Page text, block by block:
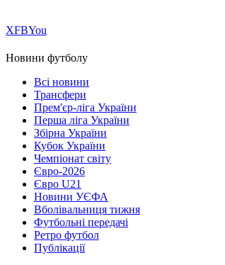
ХFBYou
Новини футболу
Всі новини
Трансфери
Прем'єр-ліга України
Перша ліга України
Збірна України
Кубок України
Чемпіонат світу
Євро-2026
Євро U21
Новини УЄФА
Вболівальниця тижня
Футбольні передачі
Ретро футбол
Публікації